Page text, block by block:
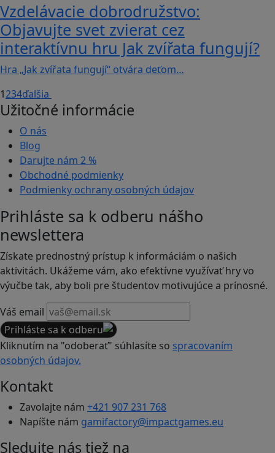
Vzdelávacie dobrodružstvo:
Objavujte svet zvierat cez
interaktívnu hru Jak zvířata fungují?
Hra „Jak zvířata fungují“ otvára deťom…
1234ďalšia
Užitočné informácie
O nás
Blog
Darujte nám 2 %
Obchodné podmienky
Podmienky ochrany osobných údajov
Prihláste sa k odberu nášho
newslettera
Získate prednostný prístup k informáciám o našich
aktivitách. Ukážeme vám, ako efektívne využívať hry vo
výučbe tak, aby boli pre študentov motivujúce a prínosné.
Váš email
Prihláste sa k odberu
Kliknutím na "odoberať" súhlasíte so spracovaním
osobných údajov.
Kontakt
Zavolajte nám +421 907 231 768
Napíšte nám gamifactory@impactgames.eu
Sledujte nás tiež na